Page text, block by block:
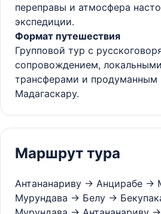
переправы и атмосфера
экспедиции.
Формат путешествия
Групповой тур с
сопровождением,
трансферами и
Мадагаскару.
Маршрут тура
Антананариву → Анцирабе →
Мурундава → Белу →